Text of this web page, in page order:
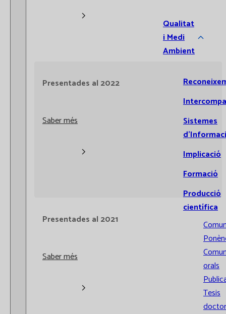
Qualitat
i Medi
Ambient
Sistemes
Implicació
Formació
Producció
científica
orals
Tesis
Presentades al 2022
Saber més
Presentades al 2021
Saber més